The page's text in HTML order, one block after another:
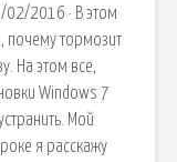
02/2016 · В этом
почему тормозит
На этом все,
Windows 7
Мой
я расскажу